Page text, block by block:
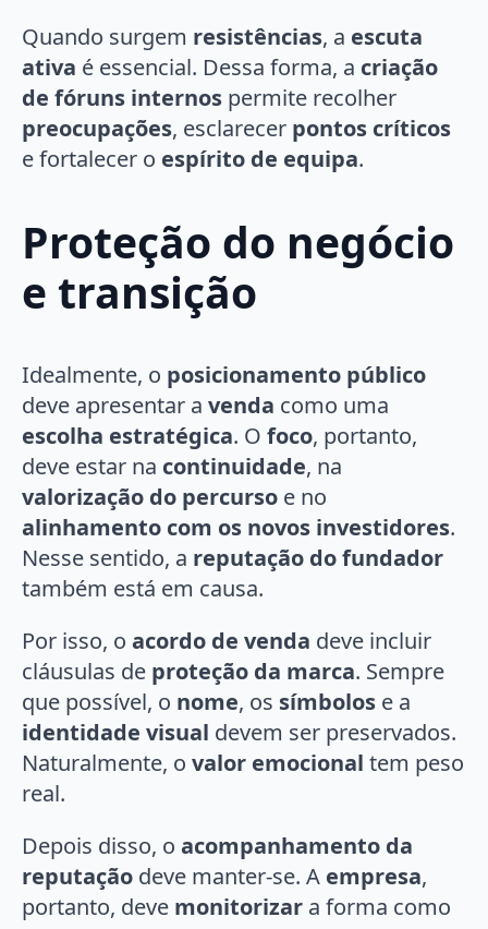
Quando surgem resistências, a escuta
ativa é essencial. Dessa forma, a criação
de fóruns internos permite recolher
preocupações, esclarecer pontos críticos
e fortalecer o espírito de equipa.
Proteção do negócio
e transição
Idealmente, o posicionamento público
deve apresentar a venda como uma
escolha estratégica. O foco, portanto,
deve estar na continuidade, na
valorização do percurso e no
alinhamento com os novos investidores.
Nesse sentido, a reputação do fundador
também está em causa.
Por isso, o acordo de venda deve incluir
cláusulas de proteção da marca. Sempre
que possível, o nome, os símbolos e a
identidade visual devem ser preservados.
Naturalmente, o valor emocional tem peso
real.
Depois disso, o acompanhamento da
reputação deve manter-se. A empresa,
portanto, deve monitorizar a forma como